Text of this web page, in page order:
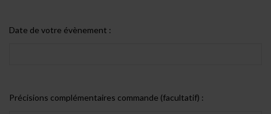
Date de votre évènement :
Précisions complémentaires commande (facultatif) :